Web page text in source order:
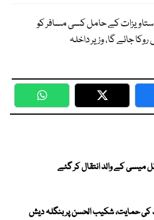
کے حامل کسی مسافر کو
روکا جائے گا، وزیر داخلہ
WhatsApp Twitter
میسی کے والد انتقال کر گئے
حمایت، شکیب الحسن پر بنگلہ دیش